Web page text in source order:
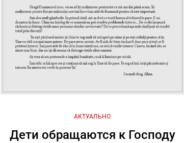
АКТУАЛЬНО
Дети обращаются к Господу